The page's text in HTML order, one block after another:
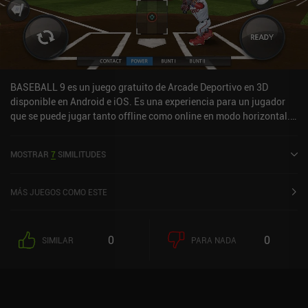
BASEBALL 9 es un juego gratuito de Arcade Deportivo en 3D
disponible en Android e iOS. Es una experiencia para un jugador
que se puede jugar tanto offline como online en modo horizontal.
valoración actual de 4,6 sobre 5,0 en Google Play y de 4,5 sobre 5,0
MOSTRAR 7 SIMILITUDES
MÁS JUEGOS COMO ESTE
SIMILAR 0 PARA NADA 0